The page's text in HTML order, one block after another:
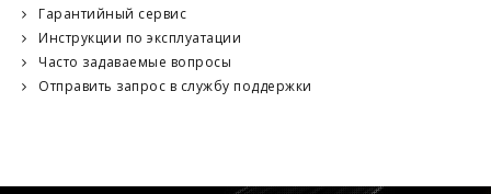
Гарантийный сервис
Инструкции по эксплуатации
Часто задаваемые вопросы
Отправить запрос в службу поддержки